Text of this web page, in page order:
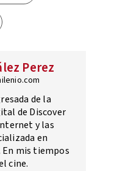
Perez
de la
de Discover
y las
en
En mis tiempos
cine.